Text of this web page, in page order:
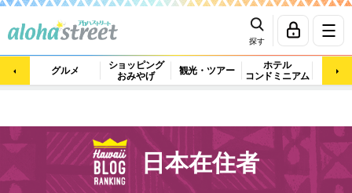
探す
グルメ
ショッピング
おみやげ
観光・ツアー
ホテル
コンドミニアム
マッ
日本在住者